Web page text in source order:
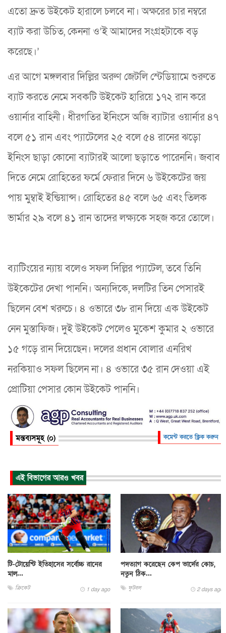
এতো দ্রুত উইকেট হারালে চলবে না। অক্ষরের চার নম্বরে
ব্যাট করা উচিত, কেননা ও’ই আমাদের সংগ্রহটাকে বড়
করেছে।’
এর আগে মঙ্গলবার দিল্লির অরুণ জেটলি স্টেডিয়ামে শুরুতে
ব্যাট করতে নেমে সবকটি উইকেট হারিয়ে ১৭২ রান করে
ওয়ার্নার বাহিনী। ধীরগতির ইনিংসে অজি ব্যাটার ওয়ার্নার ৪৭
বলে ৫১ রান এবং প্যাটেলের ২৫ বলে ৫৪ রানের ঝড়ো
ইনিংস ছাড়া কোনো ব্যাটারই আলো ছড়াতে পারেননি। জবাব
দিতে নেমে রোহিতের ফর্মে ফেরার দিনে ৬ উইকেটের জয়
পায় মুম্বাই ইন্ডিয়ান্স। রোহিতের ৪৫ বলে ৬৫ এবং তিলক
ভার্মার ২৯ বলে ৪১ রান তাদের লক্ষ্যকে সহজ করে তোলে।
ব্যাটিংয়ের ন্যায় বলেও সফল দিল্লির প্যাটেল, তবে তিনি
উইকেটের দেখা পাননি। অন্যদিকে, দলটির তিন পেসারই
ছিলেন বেশ খরুচে। ৪ ওভারে ৩৮ রান দিয়ে এক উইকেট
নেন মুস্তাফিজ। দুই উইকেট পেলেও মুকেশ কুমার ২ ওভারে
১৫ গড়ে রান দিয়েছেন। দলের প্রধান বোলার এনরিখ
নরকিয়াও সফল ছিলেন না। ৪ ওভারে ৩৫ রান দেওয়া এই
প্রোটিয়া পেসার কোন উইকেট পাননি।
মন্তব্যসমূহ (০) কমেন্ট করতে ক্লিক করুন
এই বিভাগের আরও খবর
টি-টোয়েন্টি ইতিহাসের সর্বোচ্চ রানের
মাল...
ক্রিকেট 1 day ago
পদত্যাগ করেছেন কেপ ভার্দের কোচ,
নতুন ঠিক...
ফুটবল 2 days ago